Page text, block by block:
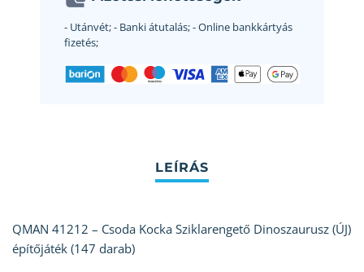
- Utánvét;- Banki átutalás;- Online bankkártyás
fizetés;
QMAN 41212 – Csoda Kocka Sziklarengető Dinoszaurusz (ÚJ)
építőjáték (147 darab)